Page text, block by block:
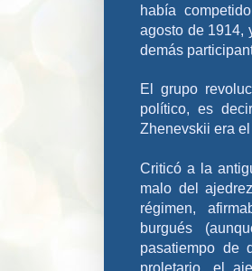
había
agosto de 1914,
demás
El grupo
político, es
Zhenevskii era
Criticó a la
malo del
régimen,
burgués
pasatiempo de